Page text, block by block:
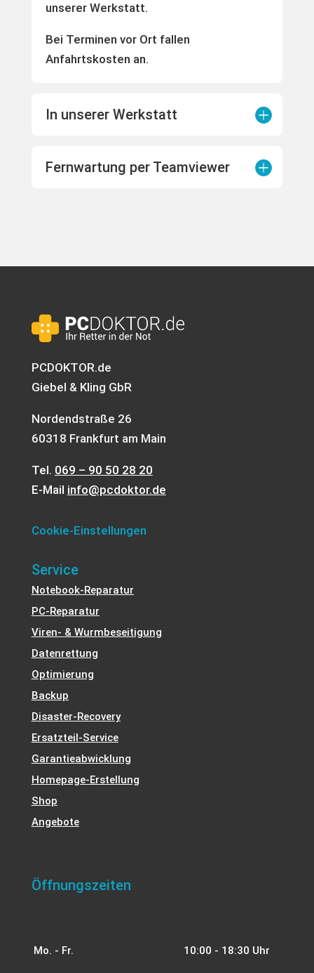
unserer Werkstatt.
Bei Terminen vor Ort fallen
Anfahrtskosten an.
In unserer Werkstatt
Fernwartung per Teamviewer
PCDOKTOR.de
Giebel & Kling GbR
Nordendstraße 26
60318 Frankfurt am Main
Tel. 069 – 90 50 28 20
E-Mail info@pcdoktor.de
Cookie-Einstellungen
Service
Notebook-Reparatur
PC-Reparatur
Viren- & Wurmbeseitigung
Datenrettung
Optimierung
Backup
Disaster-Recovery
Ersatzteil-Service
Garantieabwicklung
Homepage-Erstellung
Shop
Angebote
Öffnungszeiten
Mo. - Fr. 10:00 - 18:30 Uhr